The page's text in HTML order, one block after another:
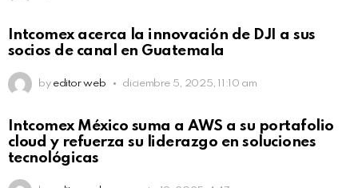
Intcomex acerca la innovación de DJI a sus
socios de canal en Guatemala
by editor web diciembre 5, 2025, 11:10 am
Intcomex México suma a AWS a su portafolio
cloud y refuerza su liderazgo en soluciones
tecnológicas